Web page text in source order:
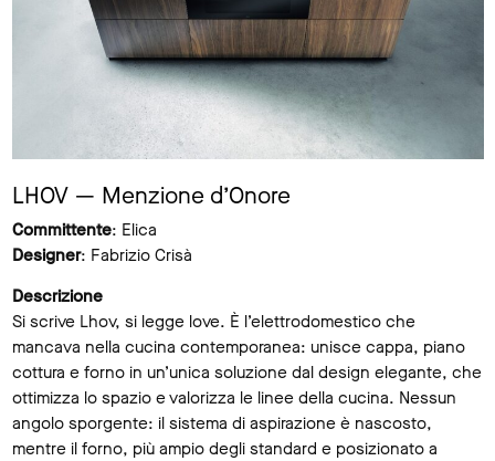
LHOV — Menzione d’Onore
Committente: Elica
Designer: Fabrizio Crisà
Descrizione
Si scrive Lhov, si legge love. È l’elettrodomestico che
mancava nella cucina contemporanea: unisce cappa, piano
cottura e forno in un’unica soluzione dal design elegante, che
ottimizza lo spazio e valorizza le linee della cucina. Nessun
angolo sporgente: il sistema di aspirazione è nascosto,
mentre il forno, più ampio degli standard e posizionato a